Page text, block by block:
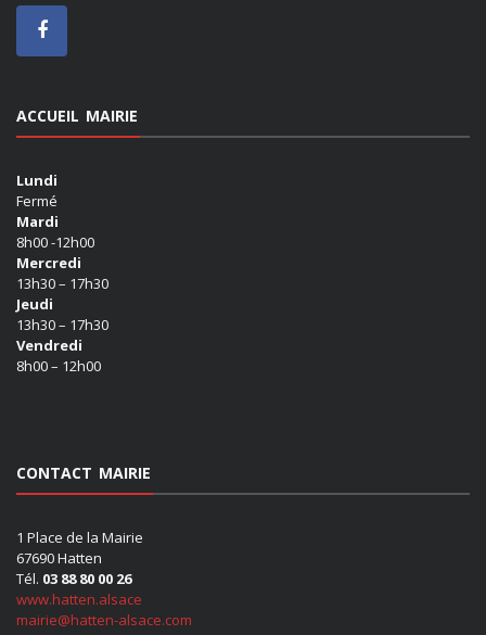
ACCUEIL MAIRIE
Lundi
Fermé
Mardi
8h00 -12h00
Mercredi
13h30 – 17h30
Jeudi
13h30 – 17h30
Vendredi
8h00 – 12h00
CONTACT MAIRIE
1 Place de la Mairie
67690 Hatten
Tél. 03 88 80 00 26
www.hatten.alsace
mairie@hatten-alsace.com